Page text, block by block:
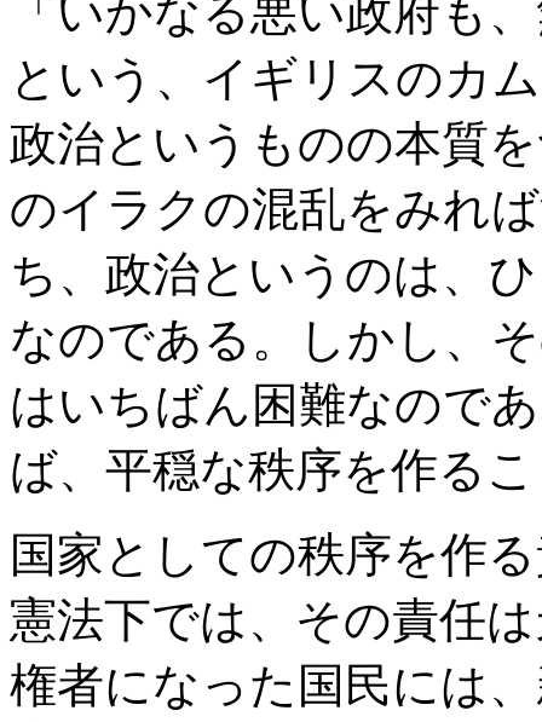
「いかなる悪い政府も
という、イギリスのカ
政治というものの本質
のイラクの混乱をみれ
ち、政治というのは、
なのである。しかし、
はいちばん困難なので
ば、平穏な秩序を作る
国家としての秩序を作
憲法下では、その責任
権者になった国民には